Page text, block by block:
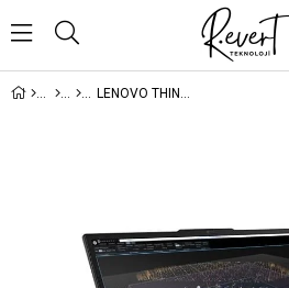
LENOVO THINKPAD NBW 21QV000YTX P16S G4 U7 255H 1X16GB 1X512GB SSD NVIDIA RTXPRO500 B.WELL 6GB W11P 1 YIL YERİNDE GARANTİ